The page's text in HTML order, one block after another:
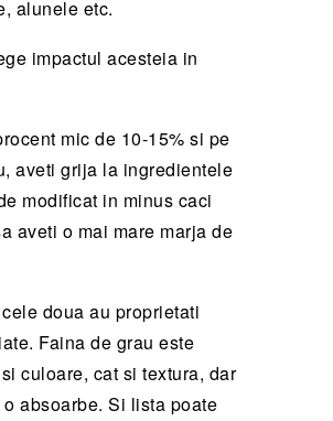
alunele etc.
impactul acesteia in
mic de 10-15% si pe
aveti grija la ingredientele
modificat in minus caci
aveti o mai mare marja de
doua au proprietati
Faina de grau este
culoare, cat si textura, dar
absoarbe. Si lista poate